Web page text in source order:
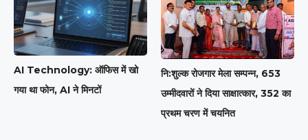
AI Technology: ऑफिस में खो
गया था फोन, AI ने मिनटों
नि:शुल्क रोजगार मेला सम्पन्न, 653
उम्मीदवारों ने दिया साक्षात्कार, 352 का
प्रथम चरण में चयनित